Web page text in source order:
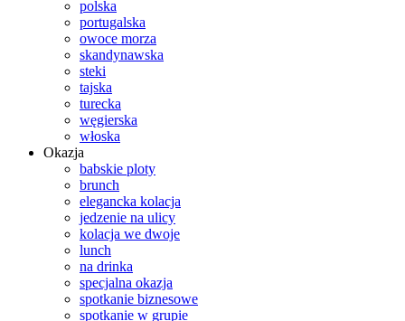
polska
portugalska
owoce morza
skandynawska
steki
tajska
turecka
węgierska
włoska
Okazja
babskie ploty
brunch
elegancka kolacja
jedzenie na ulicy
kolacja we dwoje
lunch
na drinka
specjalna okazja
spotkanie biznesowe
spotkanie w grupie